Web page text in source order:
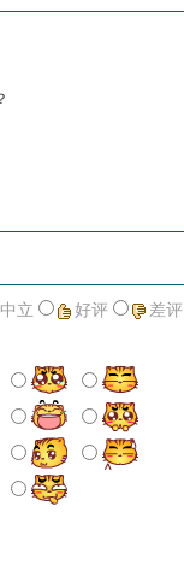
中立 好评
差评